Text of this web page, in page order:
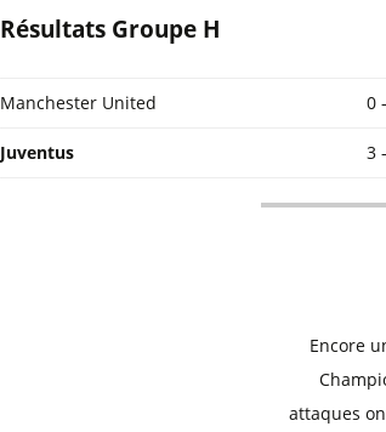
Résultats Groupe H
Manchester United 0
Juventus 3
Encore
attaques